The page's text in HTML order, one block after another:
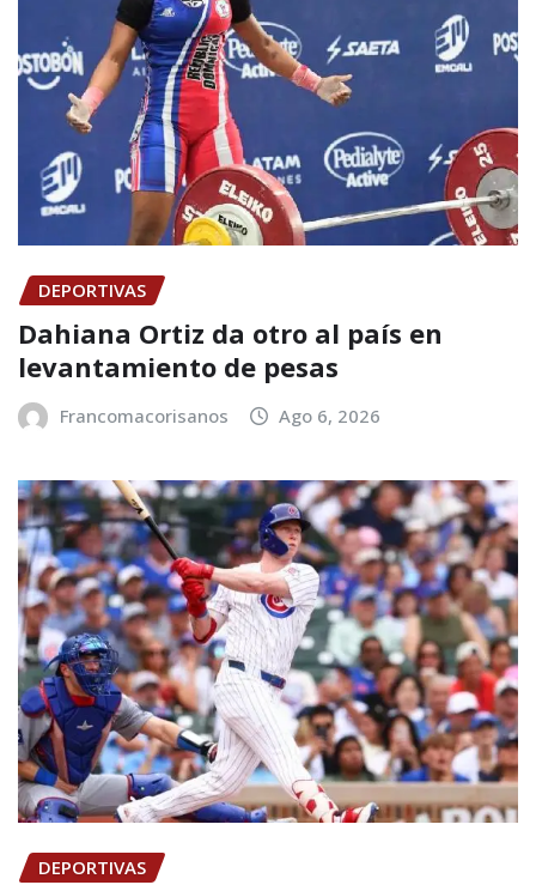
DEPORTIVAS
Dahiana Ortiz da otro al país en
levantamiento de pesas
Francomacorisanos Ago 6, 2026
DEPORTIVAS